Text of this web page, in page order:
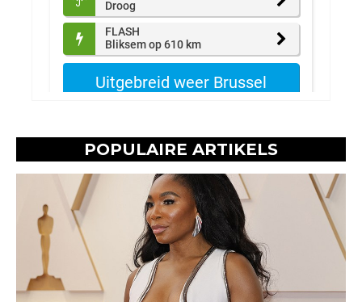
POPULAIRE ARTIKELS